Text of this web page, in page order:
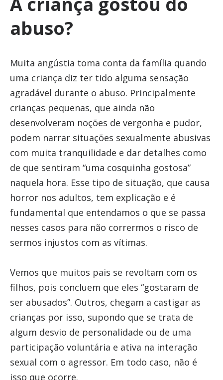
abuso?
Muita angústia toma conta da família quando
uma criança diz ter tido alguma sensação
agradável durante o abuso. Principalmente
crianças pequenas, que ainda não
desenvolveram noções de vergonha e pudor,
podem narrar situações sexualmente abusivas
com muita tranquilidade e dar detalhes como
de que sentiram “uma cosquinha gostosa”
naquela hora. Esse tipo de situação, que causa
horror nos adultos, tem explicação e é
fundamental que entendamos o que se passa
nesses casos para não corrermos o risco de
sermos injustos com as vítimas.
Vemos que muitos pais se revoltam com os
filhos, pois concluem que eles “gostaram de
ser abusados”. Outros, chegam a castigar as
crianças por isso, supondo que se trata de
algum desvio de personalidade ou de uma
participação voluntária e ativa na interação
sexual com o agressor. Em todo caso, não é
isso que ocorre.